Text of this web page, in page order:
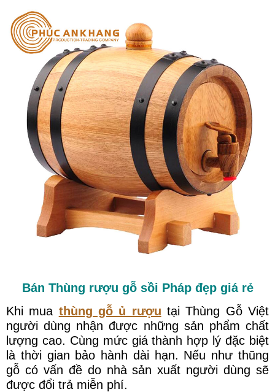
Bán Thùng rượu gỗ sồi Pháp đẹp giá rẻ
Khi mua thùng gỗ ủ rượu tại Thùng Gỗ Việt
người dùng nhận được những sản phẩm chất
lượng cao. Cùng mức giá thành hợp lý đặc biệt
là thời gian bảo hành dài hạn. Nếu như thũng
gỗ có vấn đề do nhà sản xuất người dùng sẽ
được đổi trả miễn phí.